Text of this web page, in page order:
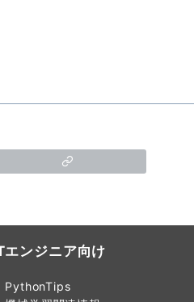
エンジニア向け
PythonTips